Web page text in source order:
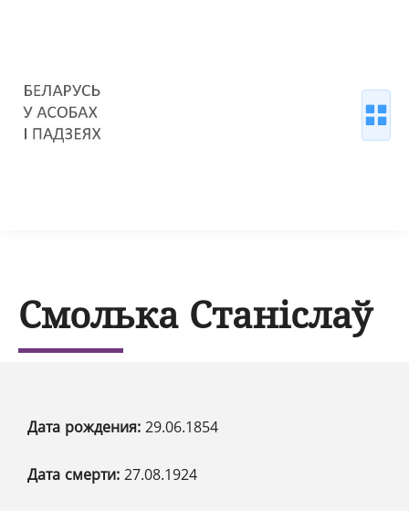
Смолька Станіслаў
Дата рождения: 29.06.1854
Дата смерти: 27.08.1924